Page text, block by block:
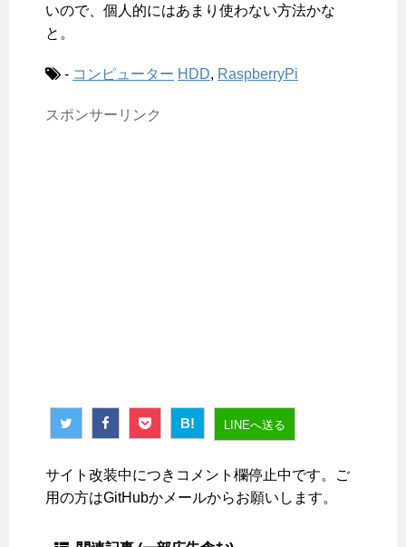
いので、個人的にはあまり使わない方法かな
と。
- コンピューター HDD, RaspberryPi
スポンサーリンク
B! LINEへ送る
サイト改装中につきコメント欄停止中です。ご
用の方はGitHubかメールからお願いします。